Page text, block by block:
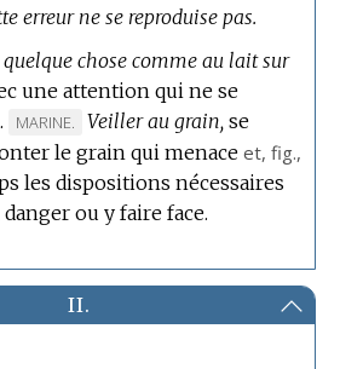
erreur ne se reproduise pas.
chose comme au lait sur
une attention qui ne se
MARQUE
DE
DOMAINE
:
MARINE. Veiller au grain, se
le grain qui menace et, fig.,
les dispositions nécessaires
ou y faire face.
II.